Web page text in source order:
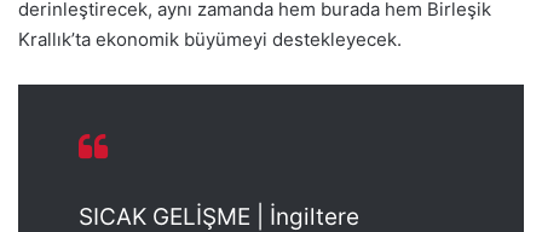
derinleştirecek, aynı zamanda hem burada hem Birleşik
Krallık’ta ekonomik büyümeyi destekleyecek.
SICAK GELİŞME | İngiltere